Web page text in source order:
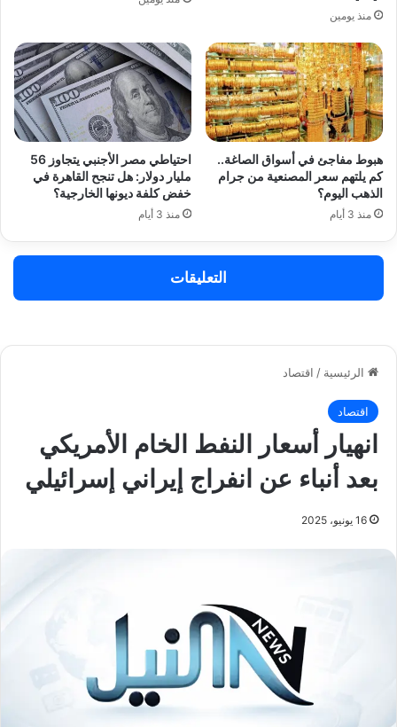
منذ يومين
هبوط مفاجئ في أسواق الصاغة..
كم يلتهم سعر المصنعية من جرام
الذهب اليوم؟
منذ 3 أيام
احتياطي مصر الأجنبي يتجاوز 56
مليار دولار: هل تنجح القاهرة في
خفض كلفة ديونها الخارجية؟
منذ 3 أيام
التعليقات